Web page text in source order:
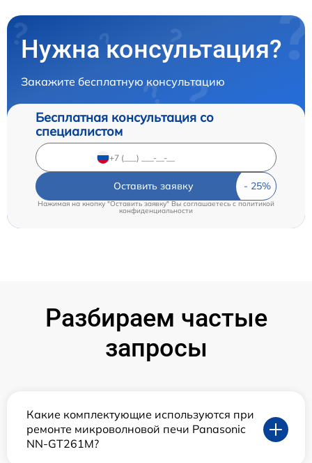
Нужна консультация?
Закажите бесплатную консультацию
Бесплатная консультация со
специалистом
Оставить заявку
Нажимая на кнопку "Оставить заявку" Вы соглашаетесь cполитикой
конфиденциальности
Разбираем частые
запросы
Какие комплектующие используются при
ремонте микроволновой печи Panasonic
NN-GT261M?